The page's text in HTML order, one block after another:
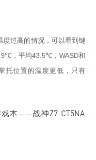
度过高的情况，可以看到键
，平均43.5℃ ， WASD和
托位置的温度更低，只有